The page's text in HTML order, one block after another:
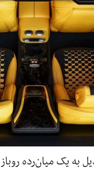
یک میان‌رده روباز